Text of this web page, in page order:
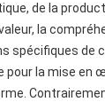
de la
la
spécifiques de
la mise en